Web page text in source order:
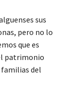
sus
pero no lo
que es
patrimonio
del